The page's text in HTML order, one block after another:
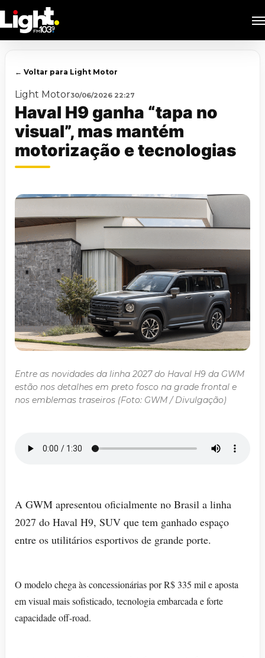
to
main
← Voltar para Light Motor
Light Motor30/06/2026 22:27
Haval H9 ganha “tapa no
visual”, mas mantém
motorização e tecnologias
Entre as novidades da linha 2027 do Haval H9 da GWM
estão nos detalhes em preto fosco na grade frontal e
nos emblemas traseiros (Foto: GWM / Divulgação)
A GWM apresentou oficialmente no Brasil a linha
2027 do Haval H9, SUV que tem ganhado espaço
entre os utilitários esportivos de grande porte.
O modelo chega às concessionárias por R$ 335 mil e aposta
em visual mais sofisticado, tecnologia embarcada e forte
capacidade off-road.